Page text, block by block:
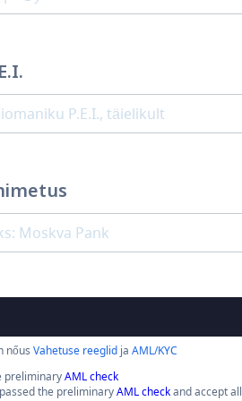
nőus Vahetuse reeglid ja AML/KYC
preliminaryAML check
the preliminaryAML checkand accept all